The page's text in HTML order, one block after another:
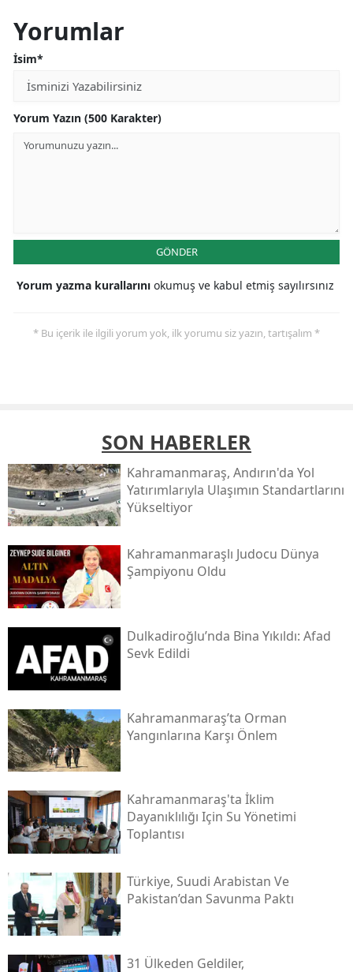
Yorumlar
İsim*
Yorum Yazın (500 Karakter)
GÖNDER
Yorum yazma kurallarını okumuş ve kabul etmiş sayılırsınız
* Bu içerik ile ilgili yorum yok, ilk yorumu siz yazın, tartışalım *
SON HABERLER
Kahramanmaraş, Andırın'da Yol
Yatırımlarıyla Ulaşımın Standartlarını
Yükseltiyor
Kahramanmaraşlı Judocu Dünya
Şampiyonu Oldu
Dulkadiroğlu’nda Bina Yıkıldı: Afad
Sevk Edildi
Kahramanmaraş’ta Orman
Yangınlarına Karşı Önlem
Kahramanmaraş'ta İklim
Dayanıklılığı Için Su Yönetimi
Toplantısı
Türkiye, Suudi Arabistan Ve
Pakistan’dan Savunma Paktı
31 Ülkeden Geldiler,